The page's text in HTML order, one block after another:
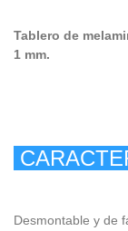
Tablero de
1 mm.
Desmontable y de